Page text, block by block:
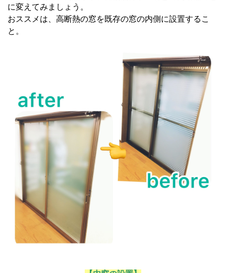
に変えてみましょう。
おススメは、高断熱の窓を既存の窓の内側に設置するこ
と。